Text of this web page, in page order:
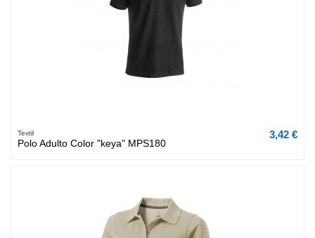
Textil
Polo Adulto Color "keya" MPS180
3,42 €